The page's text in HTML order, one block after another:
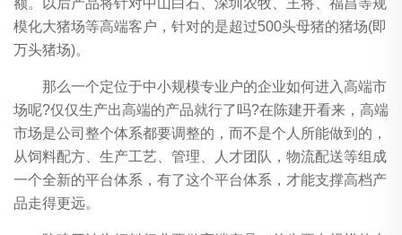
额。以后产品将针对中山白石、深圳农牧、王将、福昌等规
模化大猪场等高端客户，针对的是超过500头母猪的猪场(即
万头猪场)。
那么一个定位于中小规模专业户的企业如何进入高端市
场呢?仅仅生产出高端的产品就行了吗?在陈建开看来，高端
市场是公司整个体系都要调整的，而不是个人所能做到的，
从饲料配方、生产工艺、管理、人才团队，物流配送等组成
一个全新的平台体系，有了这个平台体系，才能支撑高档产
品走得更远。